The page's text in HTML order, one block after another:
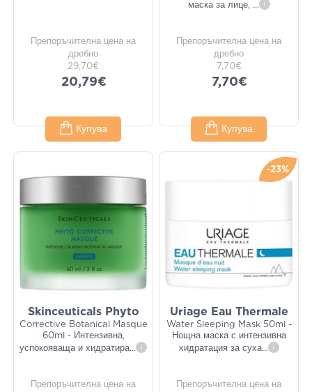
Препоръчителна цена на
дребно
29,70€
20,79€
Купува
маска за лице, ... i
Препоръчителна цена на
дребно
7,70€
7,70€
Купува
Skinceuticals Phyto
Corrective Botanical Masque
60ml - Интензивна,
успокояваща и хидратира... i
Препоръчителна цена на
-23%
Uriage Eau Thermale
Water Sleeping Mask 50ml -
Нощна маска с интензивна
хидратация за суха... i
Препоръчителна цена на